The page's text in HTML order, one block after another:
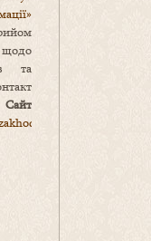
та
Сайт